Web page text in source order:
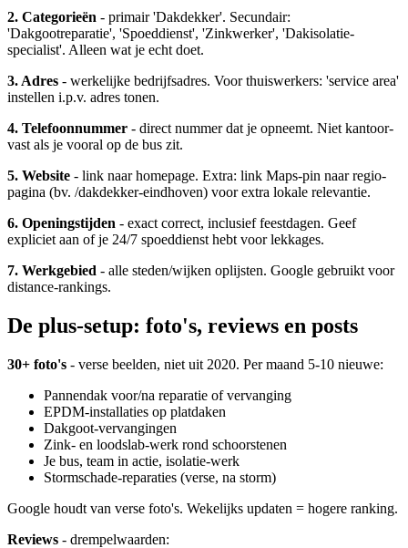
2. Categorieën - primair 'Dakdekker'. Secundair:
'Dakgootreparatie', 'Spoeddienst', 'Zinkwerker', 'Dakisolatie-
specialist'. Alleen wat je echt doet.
3. Adres - werkelijke bedrijfsadres. Voor thuiswerkers: 'service area'
instellen i.p.v. adres tonen.
4. Telefoonnummer - direct nummer dat je opneemt. Niet kantoor-
vast als je vooral op de bus zit.
5. Website - link naar homepage. Extra: link Maps-pin naar regio-
pagina (bv. /dakdekker-eindhoven) voor extra lokale relevantie.
6. Openingstijden - exact correct, inclusief feestdagen. Geef
expliciet aan of je 24/7 spoeddienst hebt voor lekkages.
7. Werkgebied - alle steden/wijken oplijsten. Google gebruikt voor
distance-rankings.
De plus-setup: foto's, reviews en posts
30+ foto's - verse beelden, niet uit 2020. Per maand 5-10 nieuwe:
Pannendak voor/na reparatie of vervanging
EPDM-installaties op platdaken
Dakgoot-vervangingen
Zink- en loodslab-werk rond schoorstenen
Je bus, team in actie, isolatie-werk
Stormschade-reparaties (verse, na storm)
Google houdt van verse foto's. Wekelijks updaten = hogere ranking.
Reviews - drempelwaarden: